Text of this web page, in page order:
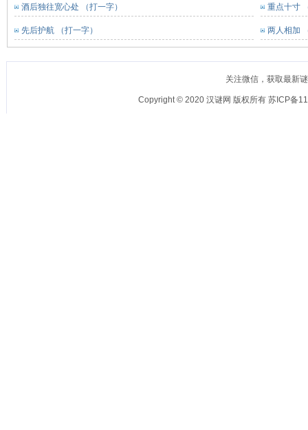
酒后独往宽心处 （打一字） 重点十寸
先后护航 （打一字） 两人相加
关注微信，获取最新
Copyright © 2020 汉谜网 版权所有 苏ICP备